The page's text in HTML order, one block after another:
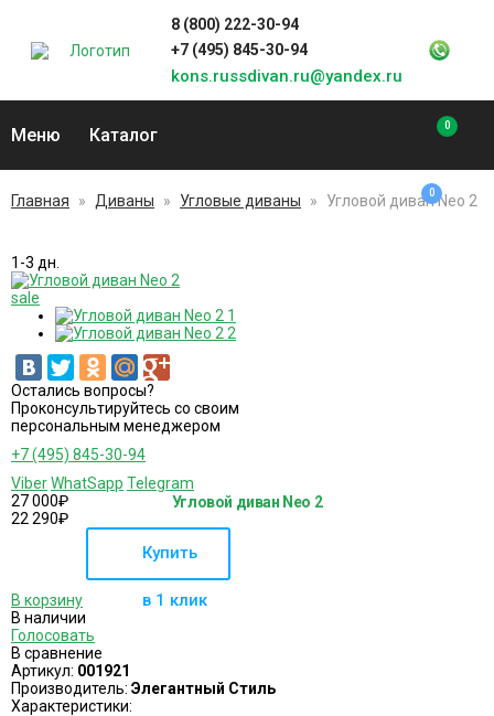
8 (800) 222-30-94
+7 (495) 845-30-94
kons.russdivan.ru@yandex.ru
Меню Каталог 0
0
Главная » Диваны » Угловые диваны » Угловой диван Neo 2
1-3 дн.
sale
Остались вопросы?
Проконсультируйтесь со своим
персональным менеджером
+7 (495) 845-30-94
ViberWhatSapp Telegram
Угловой диван Neo 2
27 000₽
22 290₽
В корзину
Купить
в 1 клик
В наличии
Голосовать
В сравнение
Артикул: 001921
Производитель: Элегантный Стиль
Характеристики: